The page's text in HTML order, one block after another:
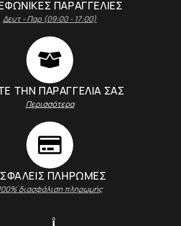
ΠΑΡΑΓΓΕΛΙΕΣ
Δευτ - Παρ (09:00 - 17:00)
ΤΗΝ ΠΑΡΑΓΓΕΛΙΑ ΣΑΣ
Περισσότερα
ΠΛΗΡΩΜΈΣ
διασφάλιση πληρωμής